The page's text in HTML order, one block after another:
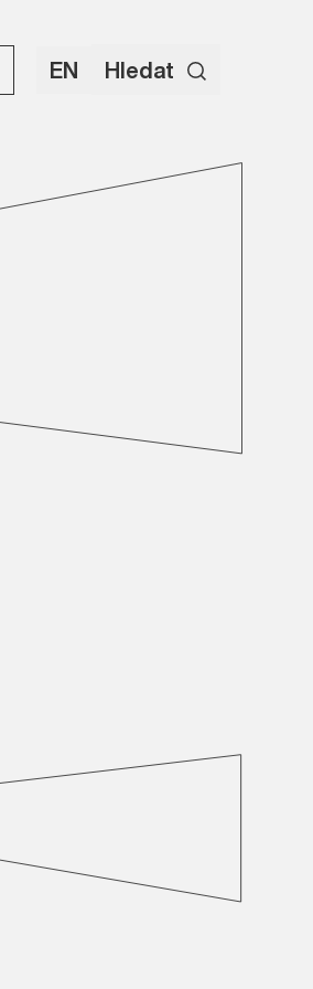
EN Hledat